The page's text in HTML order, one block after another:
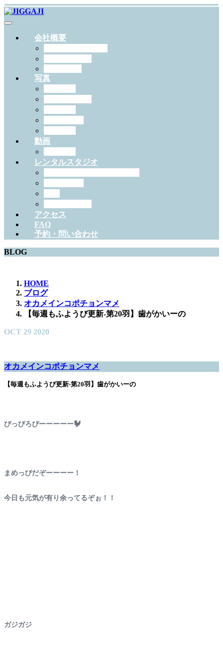
会社概要
写真
動画
レンタルスタジオ
アクセス
FAQ
予約・問い合わせ
BLOG
HOME
ブログ
オカメインコポチョンマメ
【毎週もふようび更新-第20羽】歯がかいーの
OCT 29 2020
オカメインコポチョンマメ
【毎週もふようび更新-第20羽】歯がかいーの
ぴっぴろぴーーーーー🐓
まめっぴだぞーーーー！
今日も元気が有り余ってるぞぉ！！
ガジガジ